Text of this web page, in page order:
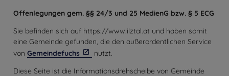
Offenlegungen gem. §§ 24/3 und 25 MedienG bzw. § 5 ECG
Sie befinden sich auf https://www.ilztal.at und haben somit
eine Gemeinde gefunden, die den außerordentlichen Service
von Gemeindefuchs
nutzt.
Diese Seite ist die Informationsdrehscheibe von Gemeinde